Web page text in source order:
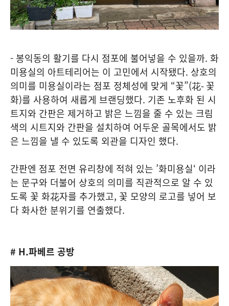
- 봉익동의 활기를 다시 점포에 불어넣을 수 있을까. 화
미용실의 아트테리어는 이 고민에서 시작됐다. 상호의
의미를 미용실이라는 점포 정체성에 맞게 “꽃”(花- 꽃
화)를 사용하여 새롭게 브랜딩했다. 기존 노후화 된 시
트지와 간판은 제거하고 밝은 느낌을 줄 수 있는 크림
색의 시트지와 간판을 설치하여 어두운 골목에서도 밝
은 느낌을 낼 수 있도록 외관을 디자인 했다.
간판엔 점포 전면 유리창에 적혀 있는 ’화미용실‘ 이라
는 문구와 더불어 상호의 의미를 직관적으로 알 수 있
도록 꽃 화花자를 추가했고, 꽃 모양의 로고를 넣어 보
다 화사한 분위기를 연출했다.
# H.파베르 공방